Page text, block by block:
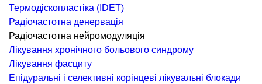
і нутриціологія
терапія
Термодіскопластіка (IDET)
Радіочастотна денервація
Радіочастотна нейромодуляція
Лікування хронічного больового синдрому
Лікування фасциту
Епідуральні і селективні корінцеві лікувальні блокади